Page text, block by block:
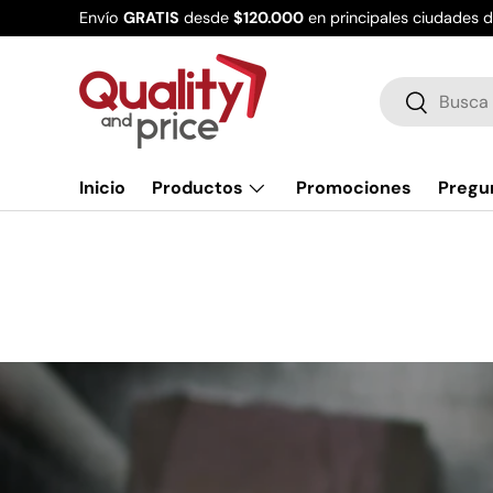
Ir al contenido
Envío GRATIS desde $120.000 en principales ciudades
Buscar
Buscar
Inicio Productos Promociones